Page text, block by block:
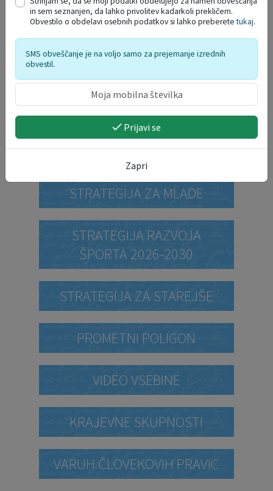
DELO OBČINSKEGA
PROSTORSKI AKTI
PRORAČUN OBČINE
STRATEGIJA ZA MLADE
STRATEGIJA RAZVOJA
ŠPORTA 2026-2030
STRATEGIJA ZA STAREJŠE
PROMETNI POLIGON
VIDEO VSEBINE
KRAJEVNE SKUPNOSTI
VARUH ČLOVEKOVIH PRAVIC
in sem seznanjen, da lahko privolitev kadarkoli prekličem.
Obvestilo o obdelavi osebnih podatkov si lahko preberetetukaj.
SMS obveščanje je na voljo samo za prejemanje izrednih
obvestil.
Prijavi se
Zapri